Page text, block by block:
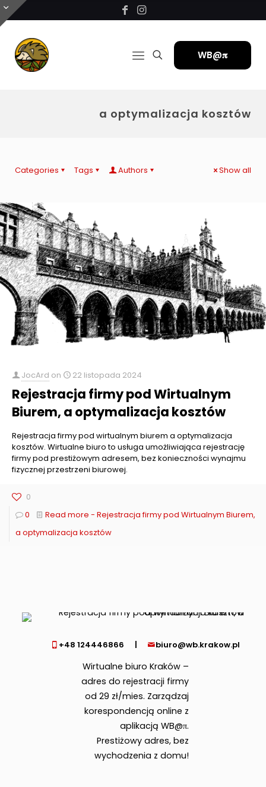
WB@𝛑
a optymalizacja kosztów
Categories Tags Authors Show all
JocArd on 22 listopada 2024
Rejestracja firmy pod Wirtualnym
Biurem, a optymalizacja kosztów
Rejestracja firmy pod wirtualnym biurem a optymalizacja
kosztów. Wirtualne biuro to usługa umożliwiająca rejestrację
firmy pod prestiżowym adresem, bez konieczności wynajmu
fizycznej przestrzeni biurowej.
0
0
Read more - Rejestracja firmy pod Wirtualnym Biurem,
a optymalizacja kosztów
+48 124446866 | biuro@wb.krakow.pl
Wirtualne biuro Kraków –
adres do rejestracji firmy
od 29 zł/mies. Zarządzaj
korespondencją online z
aplikacją WB@π.
Prestiżowy adres, bez
wychodzenia z domu!